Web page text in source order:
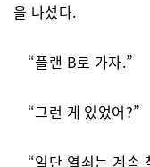
을 나섰다.
“플랜 B로 가자.”
“그런 게 있었어?”
“일단 열쇠는 계속